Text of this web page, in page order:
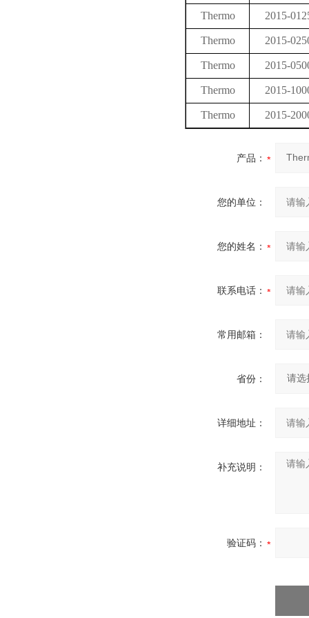
Thermo 2015-
Thermo 2015-
Thermo 2015-
Thermo 2015-
Thermo 2015-
产品：
您的单位：
您的姓名：
联系电话：
常用邮箱：
省份：
详细地址：
补充说明：
验证码：